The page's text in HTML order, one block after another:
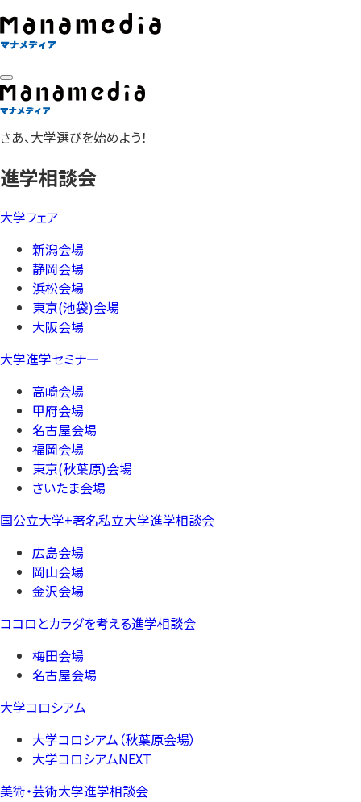
さあ、大学選びを始めよう！
進学相談会
大学フェア
新潟会場
静岡会場
浜松会場
東京(池袋)会場
大阪会場
大学進学セミナー
高崎会場
甲府会場
名古屋会場
福岡会場
東京(秋葉原)会場
さいたま会場
国公立大学+著名私立大学進学相談会
広島会場
岡山会場
金沢会場
ココロとカラダを考える進学相談会
梅田会場
名古屋会場
大学コロシアム
大学コロシアム（秋葉原会場）
大学コロシアムNEXT
美術・芸術大学進学相談会